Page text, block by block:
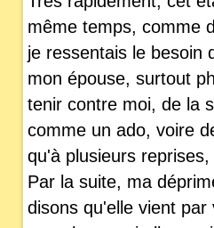
même temps, comme
je ressentais le besoin
mon épouse, surtout
tenir contre moi, de la
comme un ado, voire
qu'à plusieurs
Par la suite, ma
disons qu'elle vient